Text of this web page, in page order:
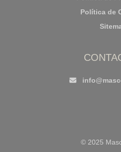
Política de
© 2025